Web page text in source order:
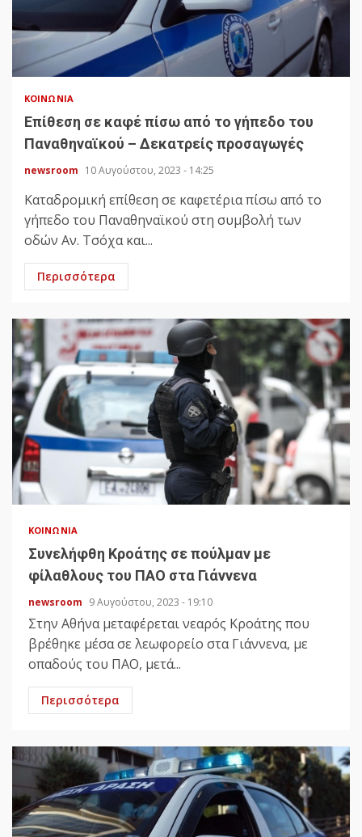
ΚΟΙΝΩΝΊΑ
Επίθεση σε καφέ πίσω από το γήπεδο του
Παναθηναϊκού – Δεκατρείς προσαγωγές
newsroom 10 Αυγούστου, 2023 - 14:25
Καταδρομική επίθεση σε καφετέρια πίσω από το
γήπεδο του Παναθηναϊκού στη συμβολή των
οδών Αν. Τσόχα και...
Περισσότερα
ΚΟΙΝΩΝΊΑ
Συνελήφθη Κροάτης σε πούλμαν με
φίλαθλους του ΠΑΟ στα Γιάννενα
newsroom 9 Αυγούστου, 2023 - 19:10
Στην Αθήνα μεταφέρεται νεαρός Κροάτης που
βρέθηκε μέσα σε λεωφορείο στα Γιάννενα, με
οπαδούς του ΠΑΟ, μετά...
Περισσότερα